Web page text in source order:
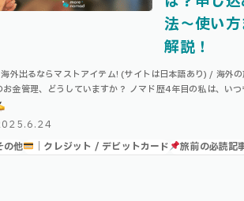
法〜使い
解説！
外出るならマストアイテム! (サイトは日本語あり) / 海外
お金管理、どうしていますか？ ノマド歴4年目の私は、い
WISE」を愛用しています！ Index WISEとは？WISEの
でお …
の他
｜クレジット / デビットカード 旅前の必読記